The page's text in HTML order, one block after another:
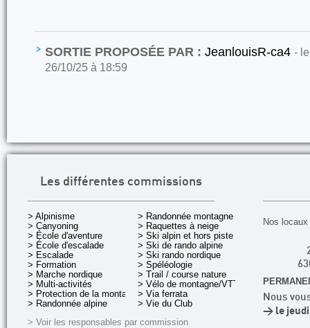
SORTIE PROPOSÉE PAR : JeanlouisR-ca4 -
26/10/25 à 18:59
Les différentes commissions
> Alpinisme
> Canyoning
> École d'aventure
> École d'escalade
> Escalade
> Formation
> Marche nordique
> Multi-activités
> Protection de la montagne
> Randonnée alpine
> Randonnée montagne
> Raquettes à neige
> Ski alpin et hors piste
> Ski de rando alpine
> Ski rando nordique
> Spéléologie
> Trail / course nature
> Vélo de montagne/VTT
> Via ferrata
> Vie du Club
> Voir les responsables par commission
Nos
Nous
> le jeudi